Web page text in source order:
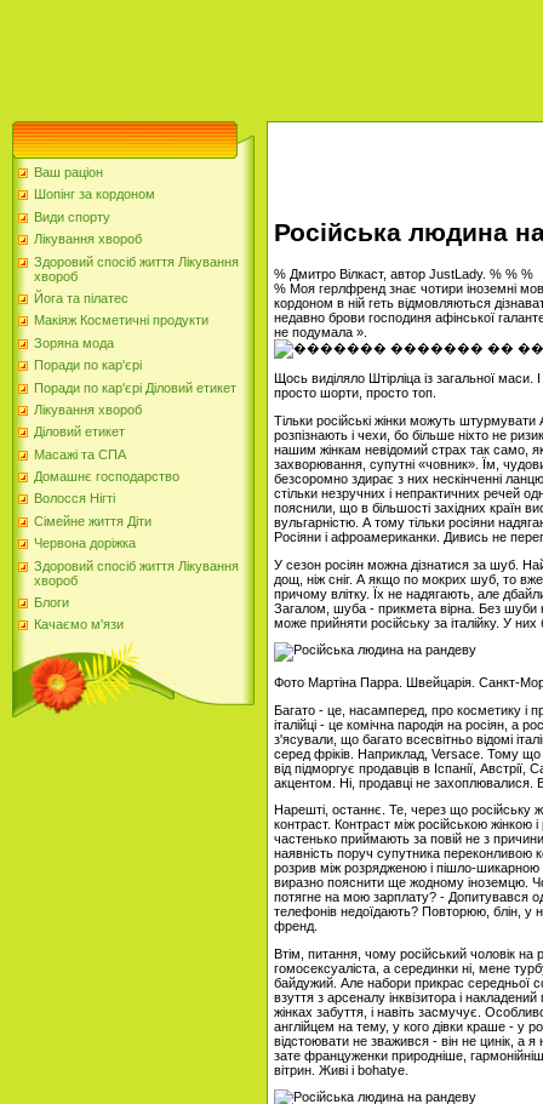
Ваш раціон
Шопінг за кордоном
Види спорту
Лікування хвороб
Здоровий спосіб життя Лікування
хвороб
Йога та пілатес
Макіяж Косметичні продукти
Зоряна мода
Поради по кар'єрі
Поради по кар'єрі Діловий етикет
Лікування хвороб
Діловий етикет
Масажі та СПА
Домашнє господарство
Волосся Нігті
Сімейне життя Діти
Червона доріжка
Здоровий спосіб життя Лікування
хвороб
Блоги
Качаємо м'язи
Російська людина
% Дмитро Вілкаст, автор JustLady. % % %
% Моя герлфренд знає чотири іноземні
кордоном в ній геть відмовляються
недавно брови господиня афінської
не подумала ».
Щось виділяло Штірліца із загальної
просто шорти, просто топ.
Тільки російські жінки можуть
розпізнають і чехи, бо більше ніхто не
нашим жінкам невідомий страх так само, як
захворювання, супутні «човник». Їм,
безсоромно здирає з них нескінченні
стільки незручних і непрактичних речей
пояснили, що в більшості західних країн
вульгарністю. А тому тільки росіяни
Росіяни і афроамериканки. Дивись не
У сезон росіян можна дізнатися за шуб.
дощ, ніж сніг. А якщо по мокрих шуб, то вже
причому влітку. Їх не надягають, але
Загалом, шуба - прикмета вірна. Без
може прийняти російську за італійку. У них
Фото Мартіна Парра. Швейцарія. Санкт-
Багато - це, насамперед, про косметику і
італійці - це комічна пародія на росіян, а
з'ясували, що багато всесвітньо відомі
серед фріків. Наприклад, Versace. Тому
від підморгує продавців в Іспанії,
акцентом. Ні, продавці не
Нарешті, останнє. Те, через що російську
контраст. Контраст між російською жінкою
частенько приймають за повій не з
наявність поруч супутника переконливою
розрив між розрядженою і пішло-
виразно пояснити ще жодному іноземцю.
потягне на мою зарплату? - Допитувався
телефонів недоїдають? Повторюю, блін, у
френд.
Втім, питання, чому російський чоловік
гомосексуаліста, а серединки ні, мене
байдужий. Але набори прикрас середньої
взуття з арсеналу інквізитора і
жінках забуття, і навіть засмучує.
англійцем на тему, у кого дівки краше - у
відстоювати не зважився - він не цинік, а
зате француженки природніше,
вітрин. Живі і bohatye.